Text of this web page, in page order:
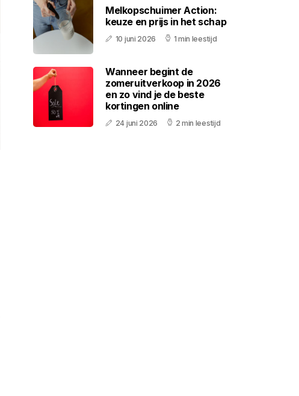
Melkopschuimer Action:
keuze en prijs in het schap
10 juni 2026 1 min leestijd
Wanneer begint de
zomeruitverkoop in 2026
en zo vind je de beste
kortingen online
24 juni 2026 2 min leestijd